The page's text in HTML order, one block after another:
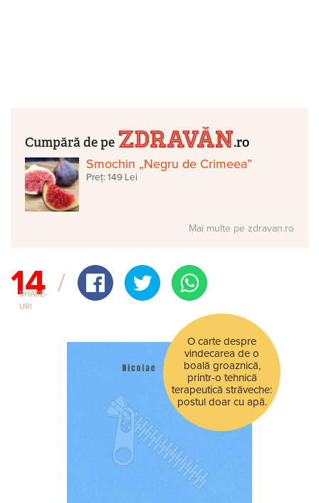
Cumpără de pe .ro
Smochin „Negru de Crimeea”
Preț: 149 Lei
Mai multe pe zdravan.ro
14
SHARE-
URI
O carte despre
vindecarea de o
boală groaznică,
printr-o tehnică
terapeutică străveche:
postul doar cu apă.